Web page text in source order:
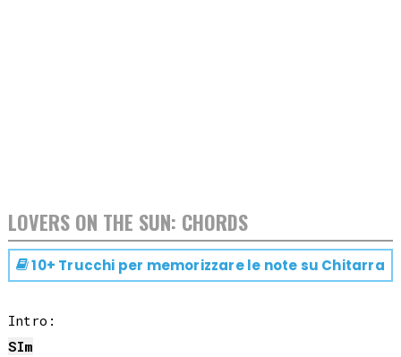
LOVERS ON THE SUN: CHORDS
10+ Trucchi per memorizzare le note su Chitarra
SIm